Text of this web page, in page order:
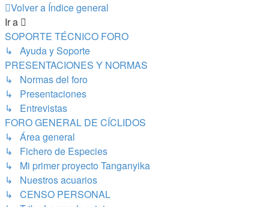
Volver a Índice general
Ir a
SOPORTE TÉCNICO FORO
↳ Ayuda y Soporte
PRESENTACIONES Y NORMAS
↳ Normas del foro
↳ Presentaciones
↳ Entrevistas
FORO GENERAL DE CÍCLIDOS
↳ Área general
↳ Fichero de Especies
↳ Mi primer proyecto Tanganyika
↳ Nuestros acuarios
↳ CENSO PERSONAL